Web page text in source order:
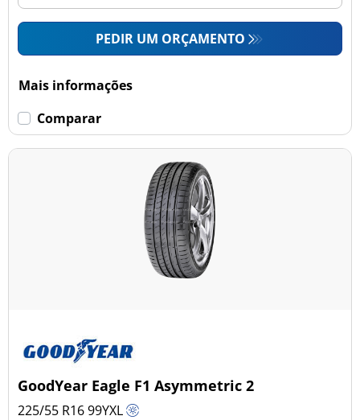
PEDIR UM ORÇAMENTO
Mais informações
Comparar
GoodYear Eagle F1 Asymmetric 2
225/55 R1699YXL